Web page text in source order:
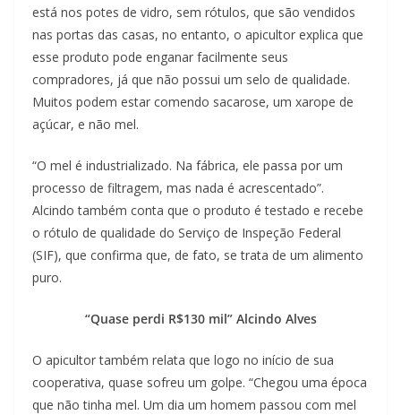
está nos potes de vidro, sem rótulos, que são vendidos
nas portas das casas, no entanto, o apicultor explica que
esse produto pode enganar facilmente seus
compradores, já que não possui um selo de qualidade.
Muitos podem estar comendo sacarose, um xarope de
açúcar, e não mel.
“O mel é industrializado. Na fábrica, ele passa por um
processo de filtragem, mas nada é acrescentado”.
Alcindo também conta que o produto é testado e recebe
o rótulo de qualidade do Serviço de Inspeção Federal
(SIF), que confirma que, de fato, se trata de um alimento
puro.
“Quase perdi R$130 mil” Alcindo Alves
O apicultor também relata que logo no início de sua
cooperativa, quase sofreu um golpe. “Chegou uma época
que não tinha mel. Um dia um homem passou com mel